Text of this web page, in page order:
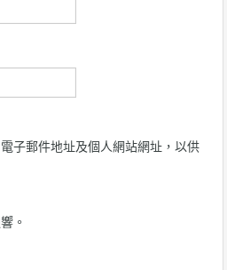
子郵件地址及個人網站網址，以供
。